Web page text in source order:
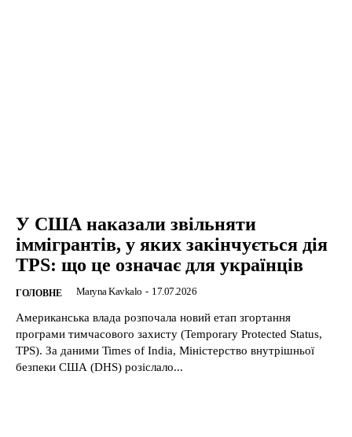
У США наказали звільняти
іммігрантів, у яких закінчується дія
TPS: що це означає для українців
ГОЛОВНЕ Maryna Kavkalo - 17.07.2026
Американська влада розпочала новий етап згортання
програми тимчасового захисту (Temporary Protected Status,
TPS). За даними Times of India, Міністерство внутрішньої
безпеки США (DHS) розіслало...